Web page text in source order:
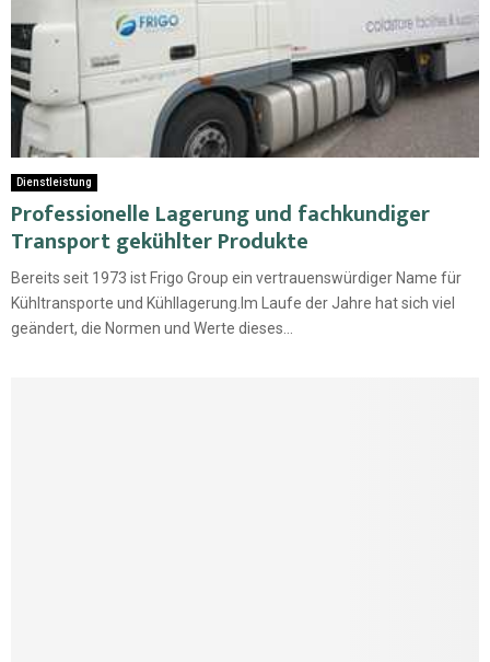
Dienstleistung
Professionelle Lagerung und fachkundiger
Transport gekühlter Produkte
Bereits seit 1973 ist Frigo Group ein vertrauenswürdiger Name für
Kühltransporte und Kühllagerung.Im Laufe der Jahre hat sich viel
geändert, die Normen und Werte dieses...